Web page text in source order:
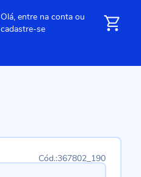
Olá, entre na conta ou
cadastre-se
367802_190